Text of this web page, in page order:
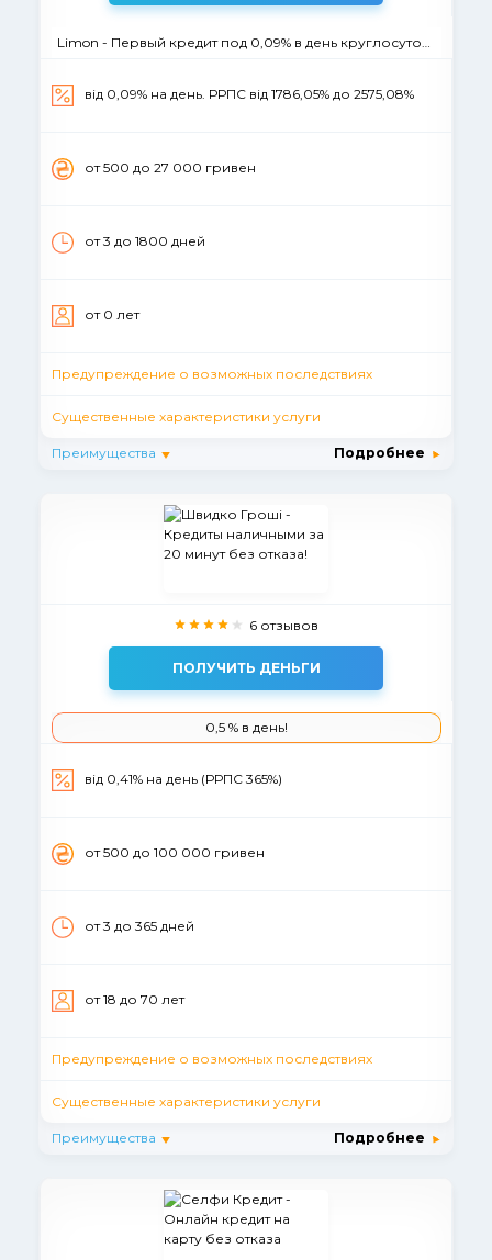
Limon - Первый кредит под 0,09% в день круглосуточно
від 0,09% на день. РРПС вiд 1786,05% до 2575,08%
от 500 до 27 000 гривен
от 3 до 1800 дней
от 0 лет
Предупреждение о возможных последствиях
Существенные характеристики услуги
Преимущества Подробнее
6 отзывов
ПОЛУЧИТЬ ДЕНЬГИ
0,5 % в день!
вiд 0,41% на день (РРПС 365%)
от 500 до 100 000 гривен
от 3 до 365 дней
от 18 до 70 лет
Предупреждение о возможных последствиях
Существенные характеристики услуги
Преимущества Подробнее